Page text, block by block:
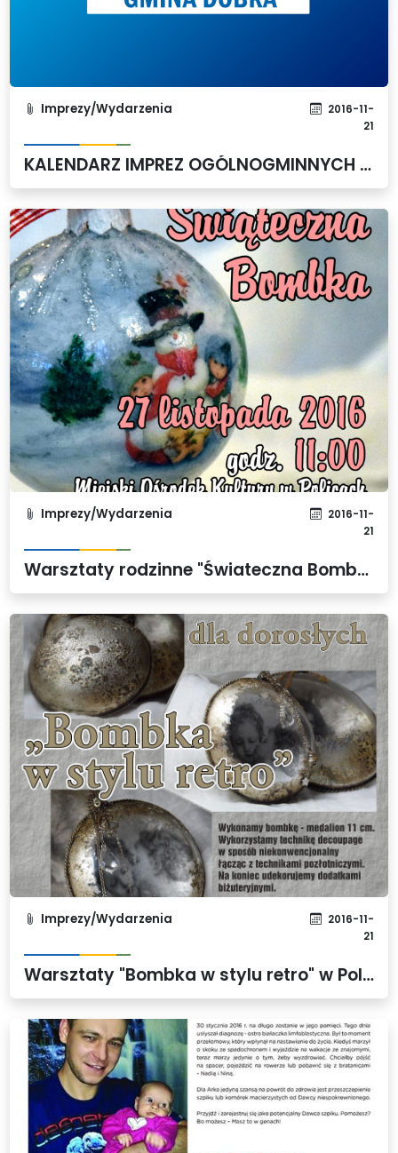
Imprezy/Wydarzenia
2016-11-
21
KALENDARZ IMPREZ OGÓLNOGMINNYCH - 2017 r.
Imprezy/Wydarzenia
2016-11-
21
Warsztaty rodzinne "Świateczna Bombka" w Policach
Imprezy/Wydarzenia
2016-11-
21
Warsztaty "Bombka w stylu retro" w Policach